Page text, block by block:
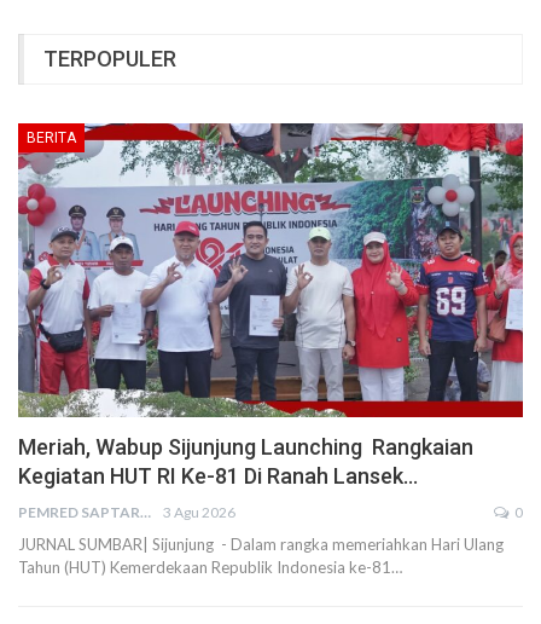
TERPOPULER
BERITA
Meriah, Wabup Sijunjung Launching Rangkaian
Kegiatan HUT RI Ke-81 Di Ranah Lansek…
PEMRED SAPTARIUS 3 Agu 2026 0
JURNAL SUMBAR| Sijunjung - Dalam rangka memeriahkan Hari Ulang
Tahun (HUT) Kemerdekaan Republik Indonesia ke-81…